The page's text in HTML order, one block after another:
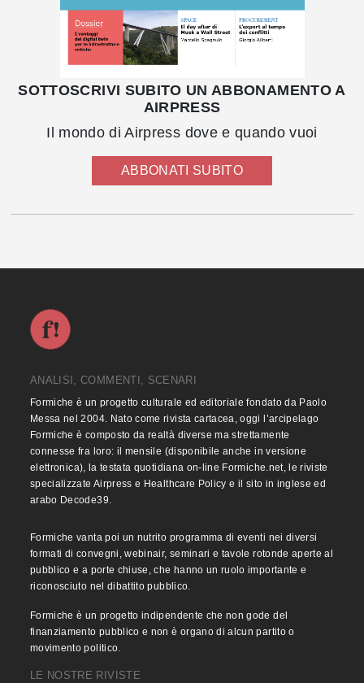
SOTTOSCRIVI SUBITO UN ABBONAMENTO A
AIRPRESS
Il mondo di Airpress dove e quando vuoi
ABBONATI SUBITO
ANALISI, COMMENTI, SCENARI
Formiche è un progetto culturale ed editoriale fondato da Paolo
Messa nel 2004. Nato come rivista cartacea, oggi l’arcipelago
Formiche è composto da realtà diverse ma strettamente
connesse fra loro: il mensile (disponibile anche in versione
elettronica), la testata quotidiana on-line Formiche.net, le riviste
specializzate Airpress e Healthcare Policy e il sito in inglese ed
arabo Decode39.
Formiche vanta poi un nutrito programma di eventi nei diversi
formati di convegni, webinair, seminari e tavole rotonde aperte al
pubblico e a porte chiuse, che hanno un ruolo importante e
riconosciuto nel dibattito pubblico.
Formiche è un progetto indipendente che non gode del
finanziamento pubblico e non è organo di alcun partito o
movimento politico.
LE NOSTRE RIVISTE